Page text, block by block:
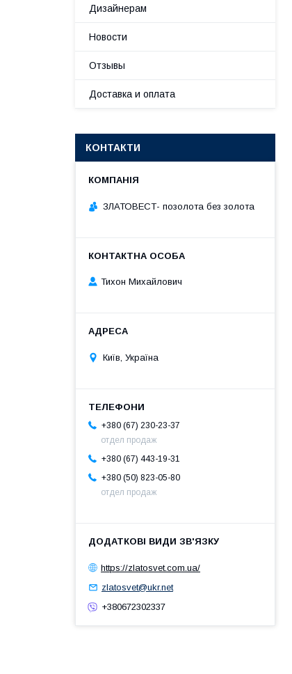
Дизайнерам
Новости
Отзывы
Доставка и оплата
КОНТАКТИ
ЗЛАТОВЕСТ- позолота без золота
Тихон Михайлович
Київ, Україна
+380 (67) 230-23-37
отдел продаж
+380 (67) 443-19-31
+380 (50) 823-05-80
отдел продаж
https://zlatosvet.com.ua/
zlatosvet@ukr.net
+380672302337